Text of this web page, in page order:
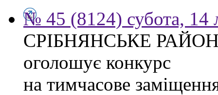
№ 45 (8124) субота, 14
СРІБНЯНСЬКЕ
оголошує конкурс
на тимчасове